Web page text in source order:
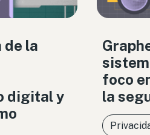
de la
digital y
foco
la